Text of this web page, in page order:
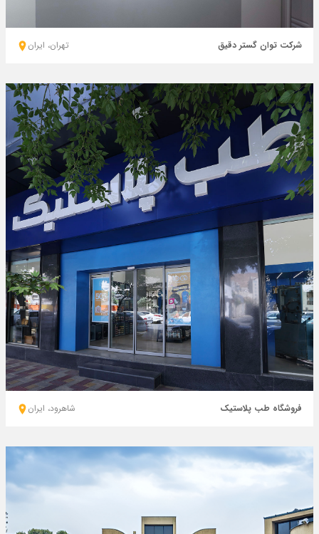
شرکت توان گستر دقیق تهران، ايران
فروشگاه طب پلاستیک شاهرود، ايران